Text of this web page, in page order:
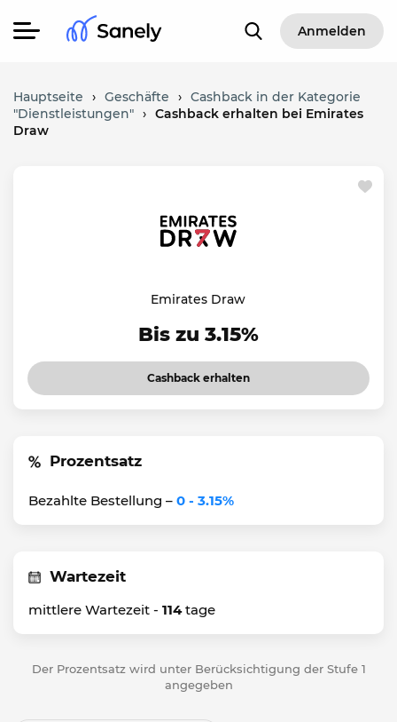
Anmelden
Hauptseite › Geschäfte › Cashback in der Kategorie
"Dienstleistungen" › Cashback erhalten bei Emirates
Draw
Emirates Draw
Bis zu 3.15%
Cashback erhalten
Prozentsatz
Bezahlte Bestellung – 0 - 3.15%
Wartezeit
mittlere Wartezeit - 114tage
Der Prozentsatz wird unter Berücksichtigung der Stufe 1
angegeben